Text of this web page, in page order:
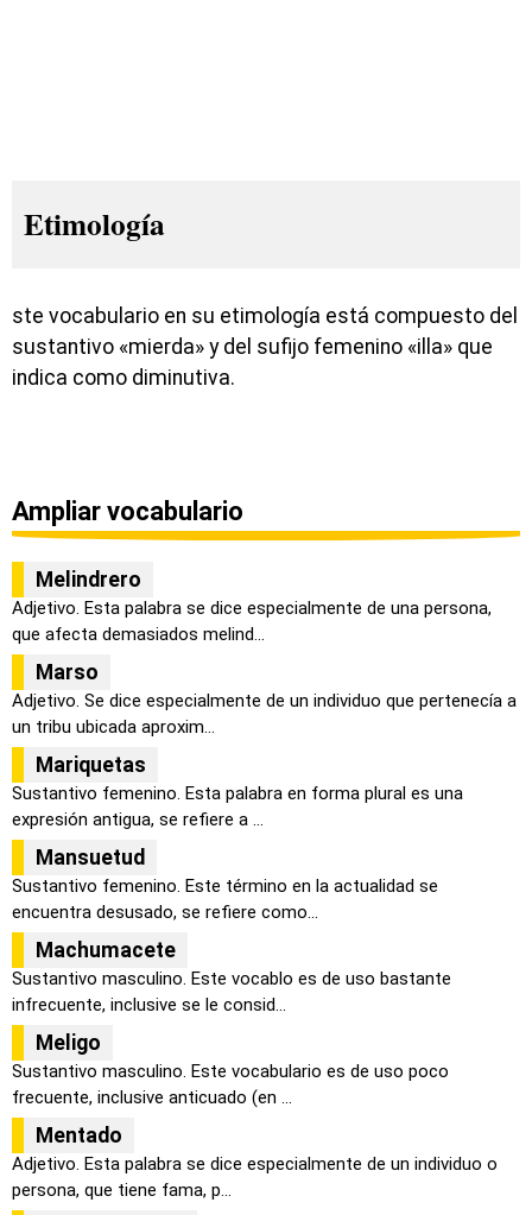
Etimología
ste vocabulario en su etimología está compuesto del
sustantivo «mierda» y del sufijo femenino «illa» que
indica como diminutiva.
Ampliar vocabulario
Melindrero
Adjetivo. Esta palabra se dice especialmente de una persona,
que afecta demasiados melind...
Marso
Adjetivo. Se dice especialmente de un individuo que pertenecía a
un tribu ubicada aproxim...
Mariquetas
Sustantivo femenino. Esta palabra en forma plural es una
expresión antigua, se refiere a ...
Mansuetud
Sustantivo femenino. Este término en la actualidad se
encuentra desusado, se refiere como...
Machumacete
Sustantivo masculino. Este vocablo es de uso bastante
infrecuente, inclusive se le consid...
Meligo
Sustantivo masculino. Este vocabulario es de uso poco
frecuente, inclusive anticuado (en ...
Mentado
Adjetivo. Esta palabra se dice especialmente de un individuo o
persona, que tiene fama, p...